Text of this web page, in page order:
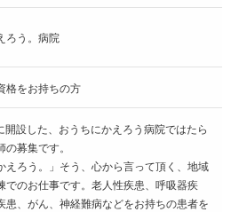
ろう。病院
をお持ちの方
開設した、おうちにかえろう病院ではたら
の募集です。
えろう。」そう、心から言って頂く、地域
でのお仕事です。老人性疾患、呼吸器疾
患、がん、神経難病などをお持ちの患者を